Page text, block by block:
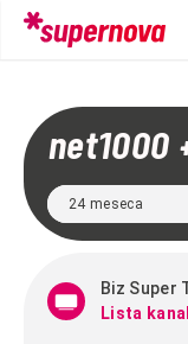
net1000
24 meseca
Biz Super
Lista
Pregled korpe
Paket
Net1000 +
Ukupno